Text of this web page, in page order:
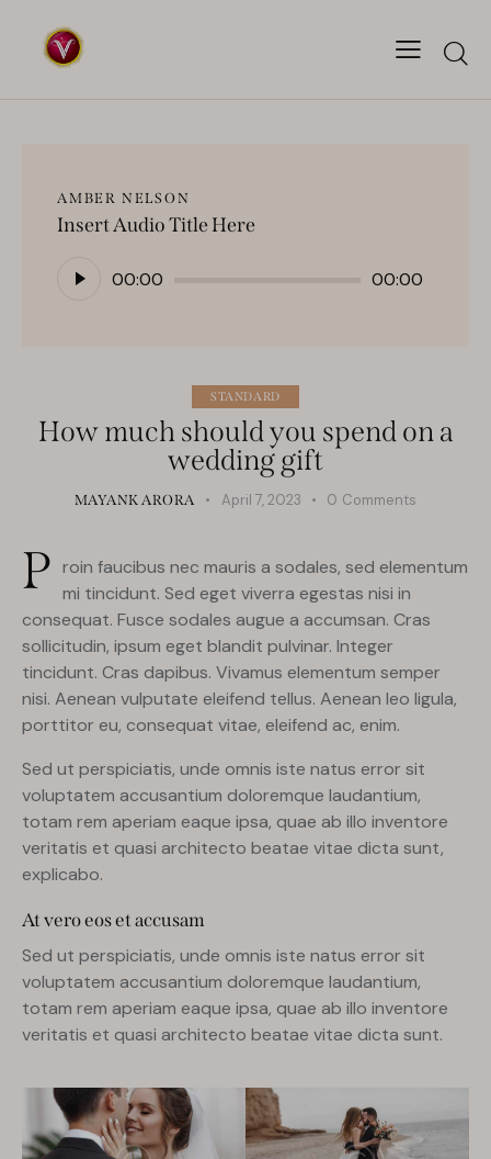
AMBER NELSON
Insert Audio Title Here
00:00 00:00
STANDARD
How much should you spend on a
wedding gift
MAYANK ARORA April 7, 2023 0 Comments
P roin faucibus nec mauris a sodales, sed elementum
mi tincidunt. Sed eget viverra egestas nisi in
consequat. Fusce sodales augue a accumsan. Cras
sollicitudin, ipsum eget blandit pulvinar. Integer
tincidunt. Cras dapibus. Vivamus elementum semper
nisi. Aenean vulputate eleifend tellus. Aenean leo ligula,
porttitor eu, consequat vitae, eleifend ac, enim.
Sed ut perspiciatis, unde omnis iste natus error sit
voluptatem accusantium doloremque laudantium,
totam rem aperiam eaque ipsa, quae ab illo inventore
veritatis et quasi architecto beatae vitae dicta sunt,
explicabo.
At vero eos et accusam
Sed ut perspiciatis, unde omnis iste natus error sit
voluptatem accusantium doloremque laudantium,
totam rem aperiam eaque ipsa, quae ab illo inventore
veritatis et quasi architecto beatae vitae dicta sunt.